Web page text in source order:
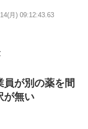
月) 09:12:43.63
が別の薬を間
が無い